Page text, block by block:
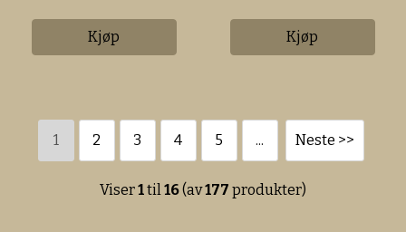
Kjøp Kjøp
1 2 3 4 5 ... Neste >>
Viser1til16(av177 produkter)